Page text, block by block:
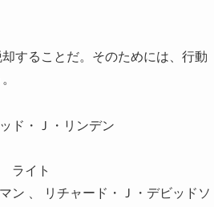
することだ。そのためには、行動
ド・Ｊ・リンデン
ライト
ン 、 リチャード・Ｊ・デビッドソ